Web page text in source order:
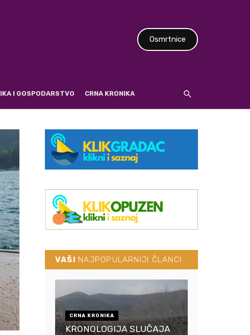
Osmrtnice
I GOSPODARSTVO CRNA KRONIKA
VAŠI NAJPOPULARNIJI ČLANCI
CRNA KRONIKA
KRONOLOGIJA SLUČAJA